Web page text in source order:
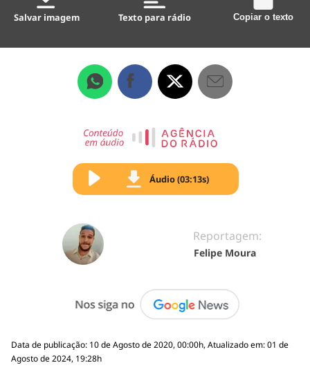
Salvar imagem Texto para rádio Copiar o texto
Áudio (03:13s)
Reportagem:
Felipe Moura
Data de publicação: 10 de Agosto de 2020, 00:00h, Atualizado em: 01 de
Agosto de 2024, 19:28h